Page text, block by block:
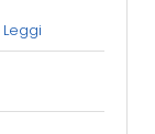
Leggi